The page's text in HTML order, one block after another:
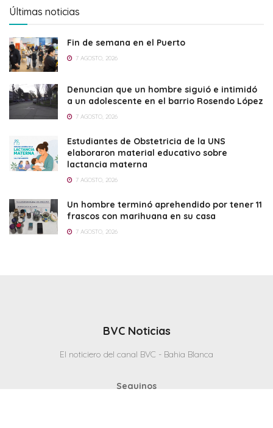
Últimas noticias
Fin de semana en el Puerto
7 AGOSTO, 2026
Denuncian que un hombre siguió e intimidó
a un adolescente en el barrio Rosendo López
7 AGOSTO, 2026
Estudiantes de Obstetricia de la UNS
elaboraron material educativo sobre
lactancia materna
7 AGOSTO, 2026
Un hombre terminó aprehendido por tener 11
frascos con marihuana en su casa
7 AGOSTO, 2026
BVC Noticias
El noticiero del canal BVC - Bahia Blanca
Seguinos